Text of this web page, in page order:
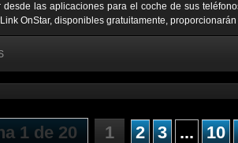
desde las aplicaciones para el coche de sus
OnStar, disponibles gratuitamente, proporcionarán
1 de 20 1 2 3 ... 10